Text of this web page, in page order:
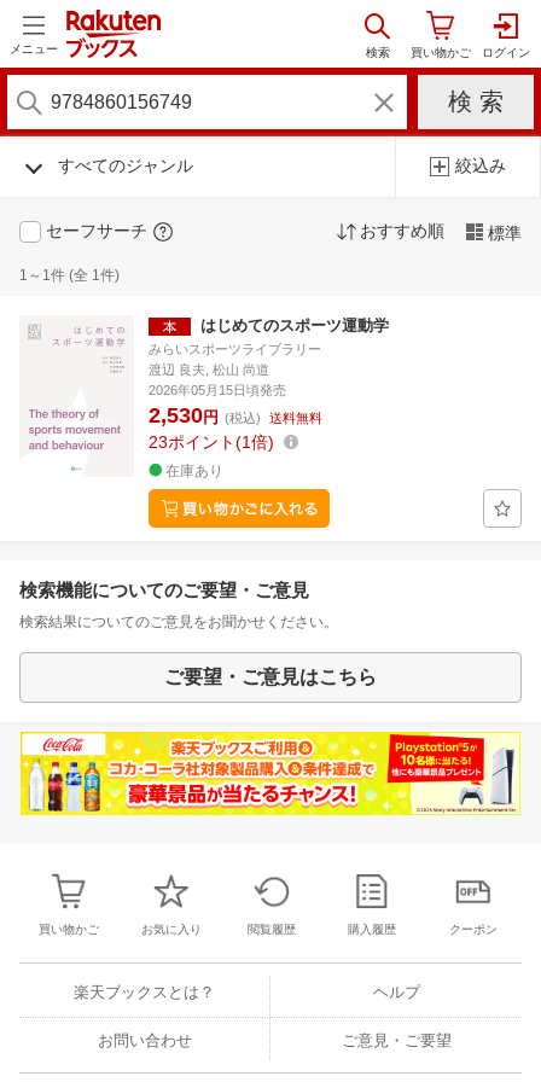
メニュー
すべてのジャンル 絞込み
セーフサーチ おすすめ順 標準
1～1件 (全 1件)
はじめてのスポーツ運動学
みらいスポーツライブラリー
渡辺 良夫, 松山 尚道
2026年05月15日頃発売
2,530円 (税込) 送料無料
23ポイント 1倍
在庫あり
検索機能についてのご要望・ご意見
検索結果についてのご意見をお聞かせください。
ご要望・ご意見はこちら
買い物かご お気に入り 閲覧履歴 購入履歴 クーポン
楽天ブックスとは？ ヘルプ
お問い合わせ ご意見・ご要望